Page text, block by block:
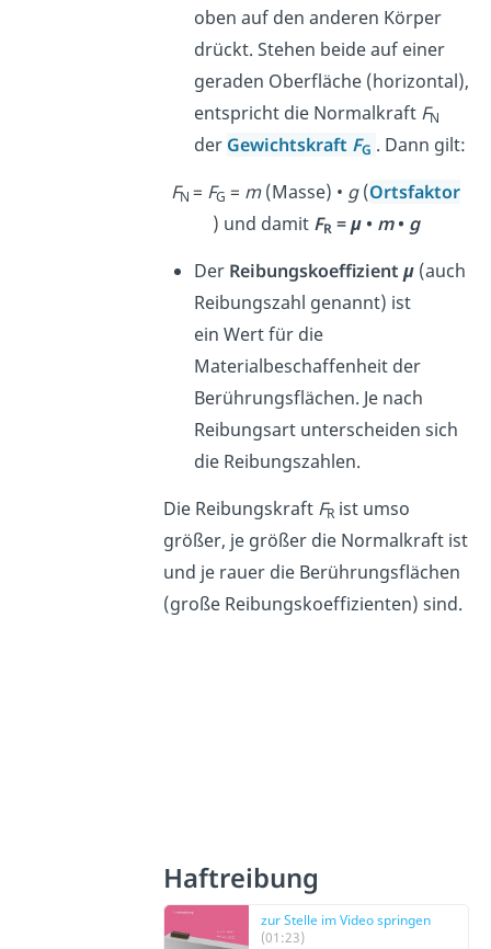
oben auf den anderen Körper
drückt. Stehen beide auf einer
geraden Oberfläche (horizontal),
entspricht die Normalkraft FN
der Gewichtskraft FG . Dann gilt:
FN= FG = m(Masse) • g(Ortsfaktor
) und damit FR =μ • m• g
Der Reibungskoeffizient μ(auch
Reibungszahl genannt) ist
ein Wert für die
Materialbeschaffenheit der
Berührungsflächen. Je nach
Reibungsart unterscheiden sich
die Reibungszahlen.
Die Reibungskraft FRist umso
größer, je größer die Normalkraft ist
und je rauer die Berührungsflächen
(große Reibungskoeffizienten) sind.
Haftreibung
zur Stelle im Video springen
(01:23)